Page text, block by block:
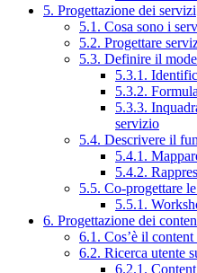
5. Progettazione dei servizi
5.1. Cosa sono i
5.2. Progettare
5.3. Definire il
5.3.1.
5.3.2.
5.3.3.
servizio
5.4. Descrivere il
5.4.1.
5.4.2.
5.5. Co-progettare
5.5.1.
6. Progettazione dei
6.1. Cos’è il content
6.2. Ricerca utente
6.2.1.